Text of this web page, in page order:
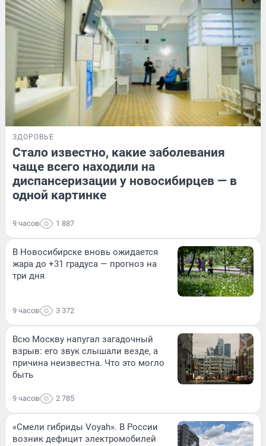
ЗДОРОВЬЕ
Стало известно, какие заболевания
чаще всего находили на
диспансеризации у новосибирцев — в
одной картинке
9 часов 1 887
В Новосибирске вновь ожидается
жара до +31 градуса — прогноз на
три дня
9 часов 3 372
Всю Москву напугал загадочный
взрыв: его звук слышали везде, а
причина неизвестна. Что это могло
быть
9 часов 2 785
«Смели гибриды Voyah». В России
возник дефицит электромобилей